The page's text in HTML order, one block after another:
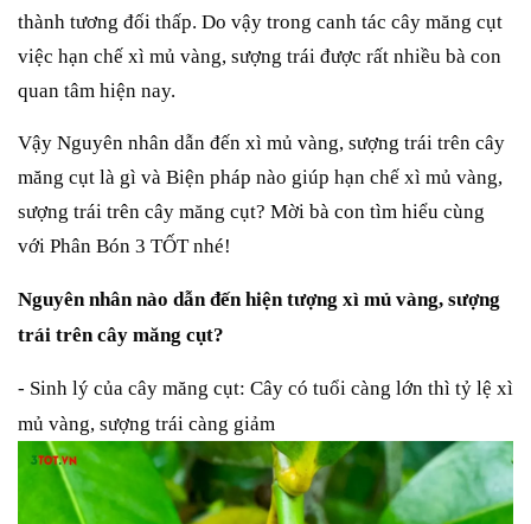
thành tương đối thấp. Do vậy trong canh tác cây măng cụt
việc hạn chế xì mủ vàng, sượng trái được rất nhiều bà con
quan tâm hiện nay.
Vậy Nguyên nhân dẫn đến xì mủ vàng, sượng trái trên cây
măng cụt là gì và Biện pháp nào giúp hạn chế xì mủ vàng,
sượng trái trên cây măng cụt? Mời bà con tìm hiểu cùng
với Phân Bón 3 TỐT nhé!
Nguyên nhân nào dẫn đến hiện tượng xì mủ vàng, sượng
trái trên cây măng cụt?
- Sinh lý của cây măng cụt: Cây có tuổi càng lớn thì tỷ lệ xì
mủ vàng, sượng trái càng giảm